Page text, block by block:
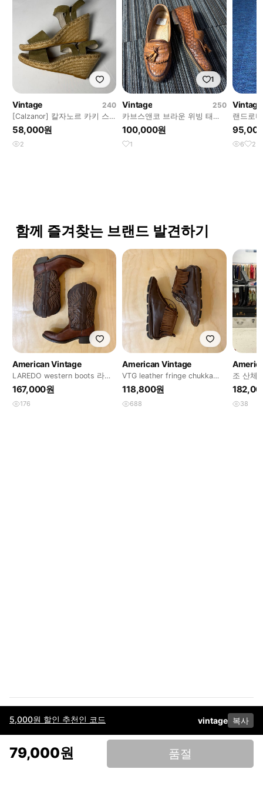
5,000원 할인 추천인 코드 vintage 복사
79,000원 품절
Vintage
240
[Calzanor] 칼자노르 카키 스
웨이드 에스파드류 웨지 샌들
58,000원
2
1
Vintage
250
카브스앤코 브라운 위빙 태슬
가죽 로퍼
100,000원
1
Vintage
랜드로
레더 레
6 2
함께 즐겨찾는 브랜드 발견하기
American Vintage
LAREDO western boots 라레
도 웨스턴부츠
167,000원
176
American Vintage
VTG leather fringe chukka
boots
118,800원
688
조 산체
38
이용약관고객센터판매개인정보 처리방침사업자 정보다운로드